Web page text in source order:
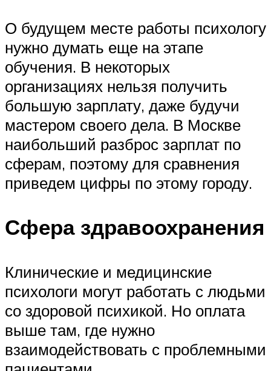
О будущем месте работы психологу
нужно думать еще на этапе
обучения. В некоторых
организациях нельзя получить
большую зарплату, даже будучи
мастером своего дела. В Москве
наибольший разброс зарплат по
сферам, поэтому для сравнения
приведем цифры по этому городу.
Сфера здравоохранения
Клинические и медицинские
психологи могут работать с людьми
со здоровой психикой. Но оплата
выше там, где нужно
взаимодействовать с проблемными